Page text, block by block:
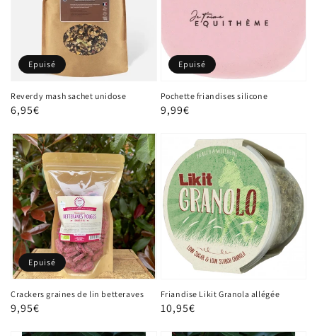
Reverdy mash sachet unidose
Prix
6,95€
Epuisé
Pochette friandises silicone
Prix
9,99€
Epuisé
Crackers graines de lin betteraves
Prix
9,95€
Epuisé
Friandise Likit Granola allégée
Prix
10,95€